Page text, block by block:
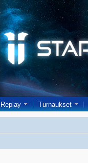
Replay Turnaukset